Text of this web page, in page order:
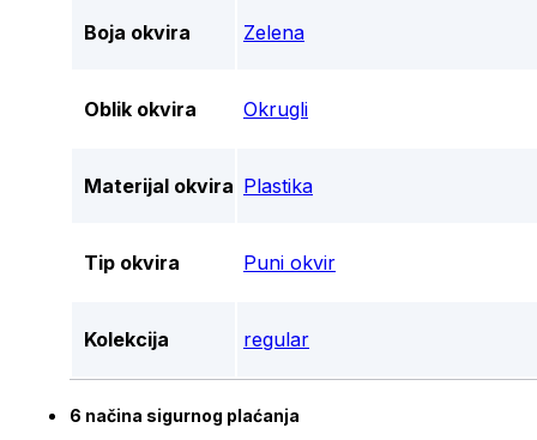
Boja okvira Zelena
Oblik okvira Okrugli
Materijal okvira Plastika
Tip okvira Puni okvir
Kolekcija regular
6 načina sigurnog plaćanja